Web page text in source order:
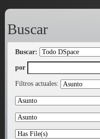
Buscar
Buscar:
por
Filtros actuales: